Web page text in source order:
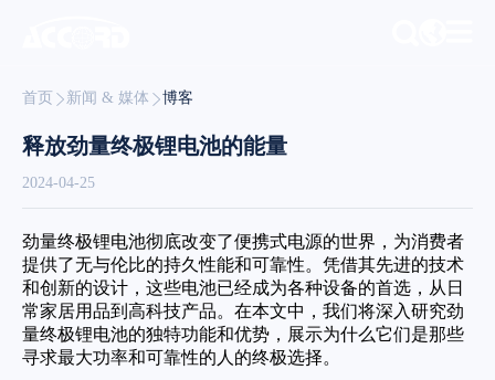
首页 新闻 & 媒体 博客
释放劲量终极锂电池的能量
2024-04-25
劲量终极锂电池彻底改变了便携式电源的世界，为消费者
提供了无与伦比的持久性能和可靠性。凭借其先进的技术
和创新的设计，这些电池已经成为各种设备的首选，从日
常家居用品到高科技产品。在本文中，我们将深入研究劲
量终极锂电池的独特功能和优势，展示为什么它们是那些
寻求最大功率和可靠性的人的终极选择。